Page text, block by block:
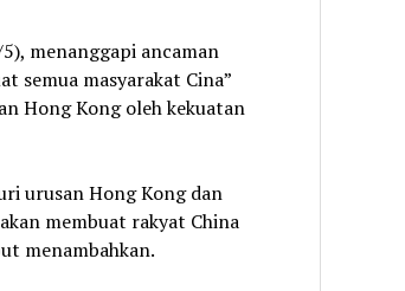
menanggapi ancaman
semua masyarakat Cina”
Hong Kong oleh kekuatan
urusan Hong Kong dan
membuat rakyat China
menambahkan.